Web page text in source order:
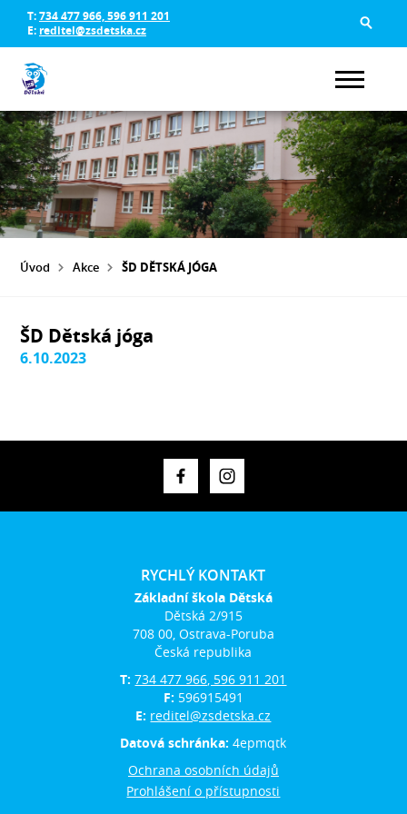
T:734 477 966, 596 911 201
E: reditel@zsdetska.cz
Úvod Akce ŠD DĚTSKÁ JÓGA
ŠD Dětská jóga
6.10.2023
RYCHLÝ KONTAKT
Základní škola Dětská
Dětská 2/915
708 00, Ostrava-Poruba
Česká republika
T:734 477 966, 596 911 201
F: 596915491
E: reditel@zsdetska.cz
Datová schránka:4epmqtk
Ochrana osobních údajů
Prohlášení o přístupnosti